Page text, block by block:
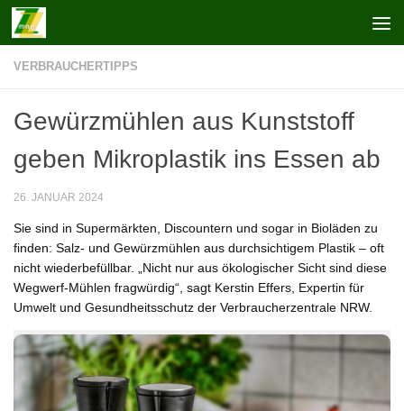
Zum Inhalt springen
VERBRAUCHERTIPPS
Gewürzmühlen aus Kunststoff
geben Mikroplastik ins Essen ab
26. JANUAR 2024
Sie sind in Supermärkten, Discountern und sogar in Bioläden zu
finden: Salz- und Gewürzmühlen aus durchsichtigem Plastik – oft
nicht wiederbefüllbar. „Nicht nur aus ökologischer Sicht sind diese
Wegwerf-Mühlen fragwürdig“, sagt Kerstin Effers, Expertin für
Umwelt und Gesundheitsschutz der Verbraucherzentrale NRW.